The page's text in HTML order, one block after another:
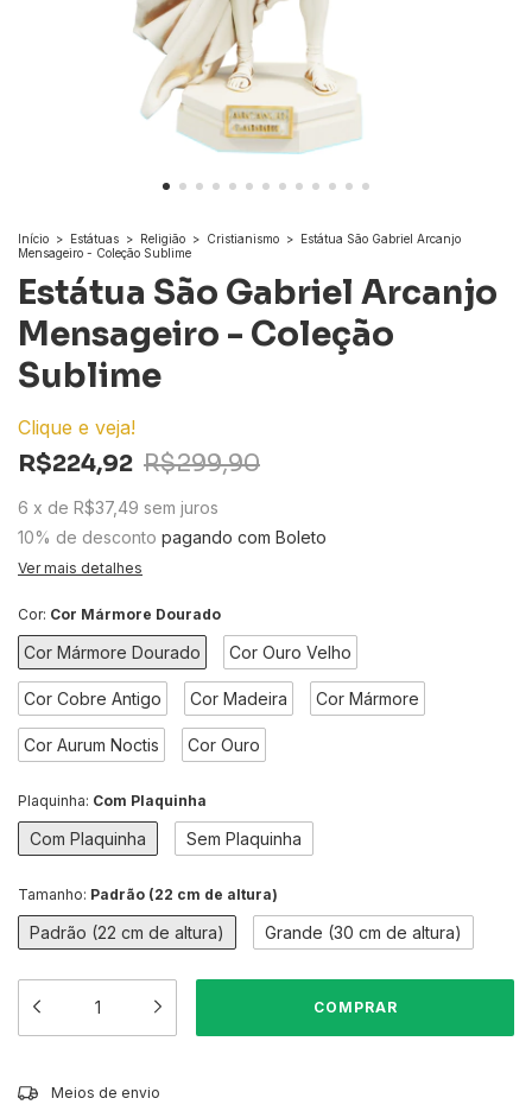
Início > Estátuas > Religião > Cristianismo > Estátua São Gabriel Arcanjo
Mensageiro - Coleção Sublime
Estátua São Gabriel Arcanjo
Mensageiro - Coleção
Sublime
Clique e veja!
R$224,92 R$299,90
6 x de R$37,49 sem juros
10% de desconto pagando com Boleto
Ver mais detalhes
Cor: Cor Mármore Dourado
Cor Mármore Dourado Cor Ouro Velho
Cor Cobre Antigo Cor Madeira Cor Mármore
Cor Aurum Noctis Cor Ouro
Plaquinha: Com Plaquinha
Com Plaquinha Sem Plaquinha
Tamanho: Padrão (22 cm de altura)
Padrão (22 cm de altura) Grande (30 cm de altura)
Entregas para o CEP:
Meios de envio